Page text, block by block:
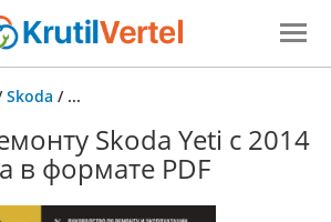
Skoda / ...
Skoda Yeti с 2014
в формате PDF